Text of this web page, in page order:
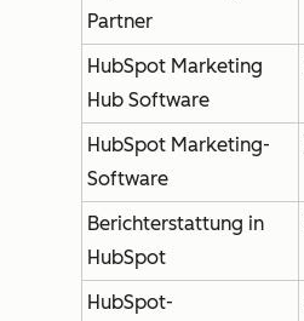
Partner
HubSpot Marketing
Hub Software
HubSpot Marketing-
Software
Berichterstattung in
HubSpot
HubSpot-